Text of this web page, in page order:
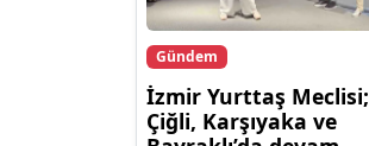
Gündem
İzmir Yurttaş Meclisi;
Çiğli, Karşıyaka ve